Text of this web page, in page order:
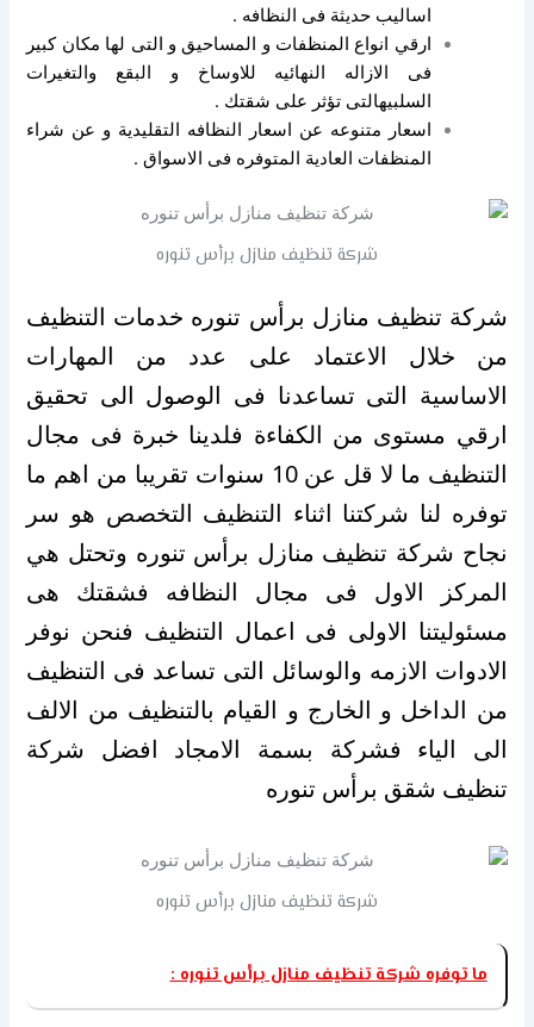
اساليب حديثة فى النظافه .
ارقي انواع المنظفات و المساحيق و التى لها مكان كبير
فى الازاله النهائيه للاوساخ و البقع والتغيرات
السلبيهالتى تؤثر على شقتك .
اسعار متنوعه عن اسعار النظافه التقليدية و عن شراء
المنظفات العادية المتوفره فى الاسواق .
شركة تنظيف منازل برأس تنوره
شركة تنظيف منازل برأس تنوره خدمات التنظيف
من خلال الاعتماد على عدد من المهارات
الاساسية التى تساعدنا فى الوصول الى تحقيق
ارقي مستوى من الكفاءة فلدينا خبرة فى مجال
التنظيف ما لا قل عن 10 سنوات تقريبا من اهم ما
توفره لنا شركتنا اثناء التنظيف التخصص هو سر
نجاح شركة تنظيف منازل برأس تنوره وتحتل هي
المركز الاول فى مجال النظافه فشقتك هى
مسئوليتنا الاولى فى اعمال التنظيف فنحن نوفر
الادوات الازمه والوسائل التى تساعد فى التنظيف
من الداخل و الخارج و القيام بالتنظيف من الالف
الى الياء فشركة بسمة الامجاد افضل شركة
تنظيف شقق برأس تنوره
شركة تنظيف منازل برأس تنوره
ما توفره شركة تنظيف منازل برأس تنوره :